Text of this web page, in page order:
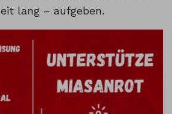
lang – aufgeben.